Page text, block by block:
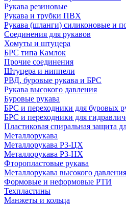
Рукава резиновые
Рукава и трубки ПВХ
Рукава (шланги) силиконовые и
Соединения для рукавов
Хомуты и штуцера
БРС типа Камлок
Прочие соединения
Штуцера и ниппели
РВД, буровые рукава и БРС
Рукава высокого давления
Буровые рукава
БРС и переходники для буровых
БРС и переходники для
Пластиковая спиральная защита
Металлорукава
Металлорукава Р3-ЦХ
Металлорукава Р3-НХ
Фторопластовые рукава
Металлорукава высокого давления
Формовые и неформовые РТИ
Техпластины
Манжеты и кольца